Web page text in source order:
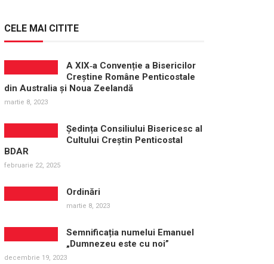
CELE MAI CITITE
A XIX‑a Convenție a Bisericilor
Creștine Române Penticostale
din Australia și Noua Zeelandă
martie 8, 2023
Ședința Consiliului Bisericesc al
Cultului Creștin Penticostal
BDAR
februarie 22, 2025
Ordinări
martie 8, 2023
Semnificația numelui Emanuel
„Dumnezeu este cu noi”
decembrie 19, 2023